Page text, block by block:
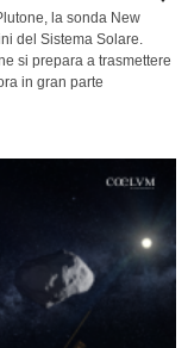
la sonda New
del Sistema Solare.
si prepara a trasmettere
in gran parte